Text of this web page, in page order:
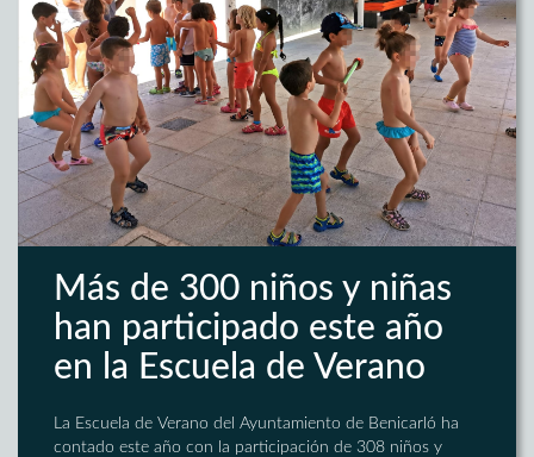
Más de 300 niños y niñas
han participado este año
en la Escuela de Verano
La Escuela de Verano del Ayuntamiento de Benicarló ha
contado este año con la participación de 308 niños y